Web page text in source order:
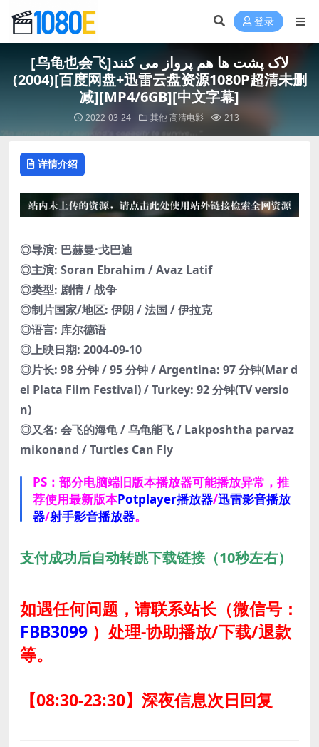
登录
[乌龟也会飞]لاک پشت ها هم پرواز می کنند
(2004)[百度网盘+迅雷云盘资源1080P超清未删
减][MP4/6GB][中文字幕]
2022-03-24 其他高清电影 213
详情介绍
◎导演: 巴赫曼·戈巴迪
◎主演: Soran Ebrahim / Avaz Latif
◎类型: 剧情 / 战争
◎制片国家/地区: 伊朗 / 法国 / 伊拉克
◎语言: 库尔德语
◎上映日期: 2004-09-10
◎片长: 98 分钟 / 95 分钟 / Argentina: 97 分钟(Mar d
el Plata Film Festival) / Turkey: 92 分钟(TV versio
n)
◎又名: 会飞的海龟 / 乌龟能飞 / Lakposhtha parvaz
mikonand / Turtles Can Fly
PS：部分电脑端旧版本播放器可能播放异常，推
荐使用最新版本Potplayer播放器/迅雷影音播放
器/射手影音播放器。
支付成功后自动转跳下载链接（10秒左右）
如遇任何问题，请联系站长（微信号：
FBB3099 ） 处理-协助播放/下载/退款
等。
【08:30-23:30】深夜信息次日回复